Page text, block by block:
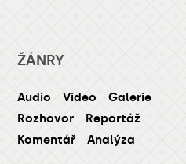
ŽÁNRY
Audio Video
Galerie
Rozhovor
Reportáž
Komentář
Analýza